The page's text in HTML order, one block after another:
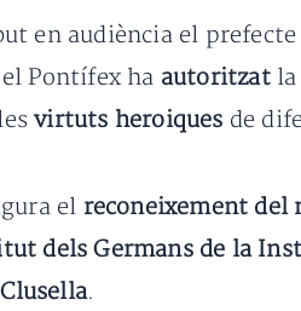
en audiència el
Pontífex ha autoritzat la
virtuts heroiques de
el reconeixement del
dels Germans de la
.